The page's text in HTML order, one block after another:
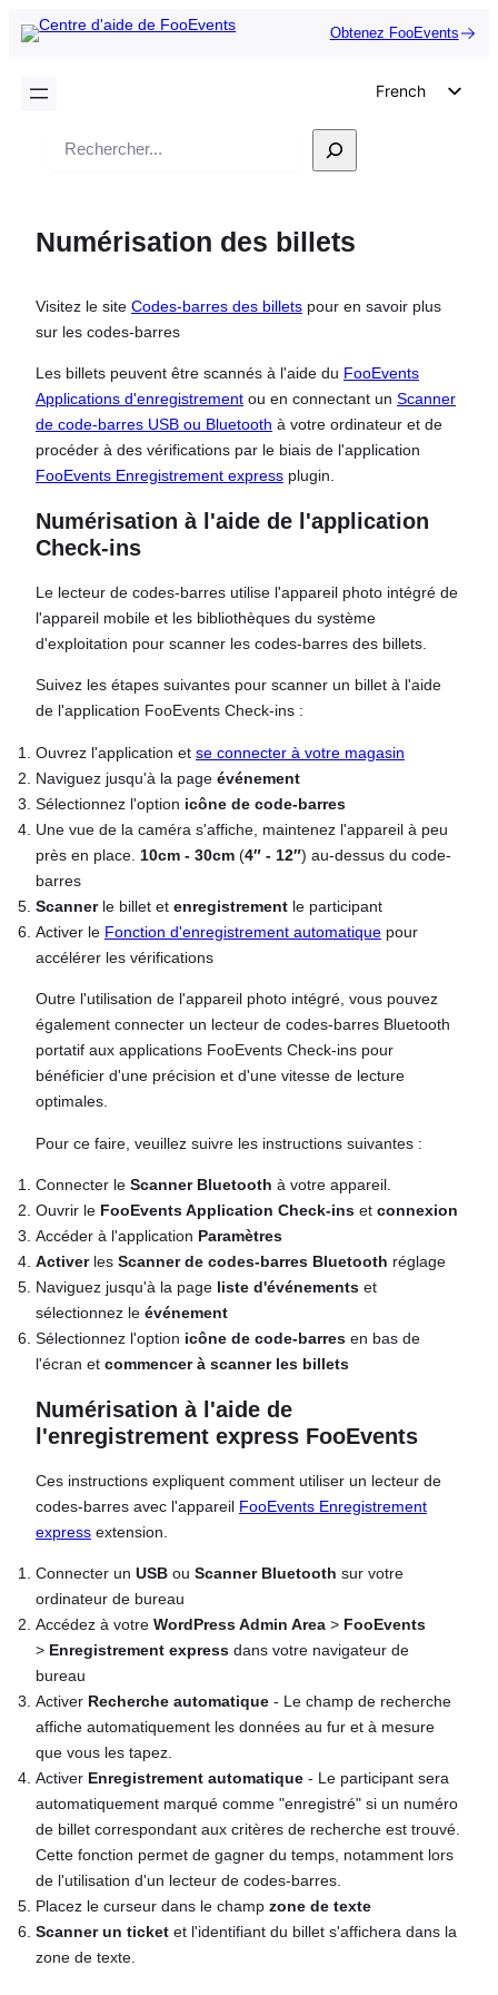
Obtenez FooEvents
French
Portuguese
Czech
Greek
Recherche
Numérisation des billets
Visitez le site Codes-barres des billets pour en savoir plus
sur les codes-barres
Les billets peuvent être scannés à l'aide du FooEvents
Applications d'enregistrement ou en connectant un Scanner
de code-barres USB ou Bluetooth à votre ordinateur et de
procéder à des vérifications par le biais de l'application
FooEvents Enregistrement express plugin.
Numérisation à l'aide de l'application
Check-ins
Le lecteur de codes-barres utilise l'appareil photo intégré de
l'appareil mobile et les bibliothèques du système
d'exploitation pour scanner les codes-barres des billets.
Suivez les étapes suivantes pour scanner un billet à l'aide
de l'application FooEvents Check-ins :
Ouvrez l'application et se connecter à votre magasin
Naviguez jusqu'à la page événement
Sélectionnez l'option icône de code-barres
Une vue de la caméra s'affiche, maintenez l'appareil à peu
près en place. 10cm - 30cm (4″ - 12″) au-dessus du code-
barres
Scannerle billet et enregistrement le participant
Activer le Fonction d'enregistrement automatique pour
accélérer les vérifications
Outre l'utilisation de l'appareil photo intégré, vous pouvez
également connecter un lecteur de codes-barres Bluetooth
portatif aux applications FooEvents Check-ins pour
bénéficier d'une précision et d'une vitesse de lecture
optimales.
Pour ce faire, veuillez suivre les instructions suivantes :
Connecter le Scanner Bluetooth à votre appareil.
Ouvrir le FooEvents Application Check-ins et connexion
Accéder à l'application Paramètres
Activerles Scanner de codes-barres Bluetooth réglage
Naviguez jusqu'à la page liste d'événements et
sélectionnez le événement
Sélectionnez l'option icône de code-barres en bas de
l'écran et commencer à scanner les billets
Numérisation à l'aide de
l'enregistrement express FooEvents
Ces instructions expliquent comment utiliser un lecteur de
codes-barres avec l'appareil FooEvents Enregistrement
express extension.
Connecter un USB ou Scanner Bluetooth sur votre
ordinateur de bureau
Accédez à votre WordPress Admin Area > FooEvents
> Enregistrement express dans votre navigateur de
bureau
Activer Recherche automatique - Le champ de recherche
affiche automatiquement les données au fur et à mesure
que vous les tapez.
Activer Enregistrement automatique - Le participant sera
automatiquement marqué comme "enregistré" si un numéro
de billet correspondant aux critères de recherche est trouvé.
Cette fonction permet de gagner du temps, notamment lors
de l'utilisation d'un lecteur de codes-barres.
Placez le curseur dans le champ zone de texte
Scanner un ticket et l'identifiant du billet s'affichera dans la
zone de texte.